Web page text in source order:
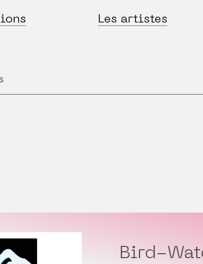
Les artistes
Bird-